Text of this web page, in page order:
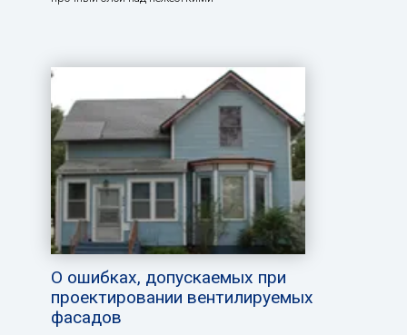
О ошибках, допускаемых при
проектировании вентилируемых
фасадов